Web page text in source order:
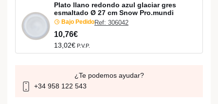
Plato llano redondo azul glaciar gres
esmaltado Ø 27 cm Snow Pro.mundi
Bajo PedidoRef: 306042
10,76€
13,02€ P.V.P.
¿Te podemos ayudar?
+34 958 122 543